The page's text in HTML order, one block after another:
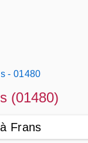
- 01480
(01480)
Frans